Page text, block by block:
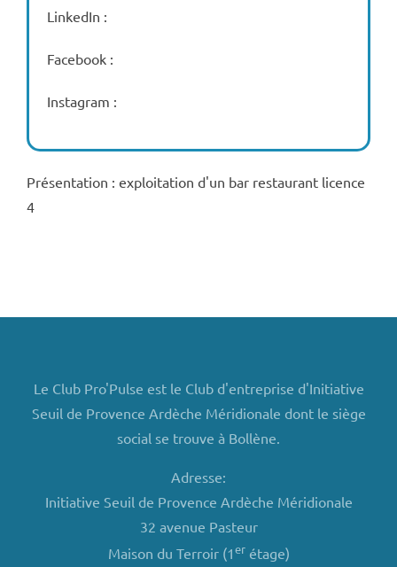
LinkedIn :
Facebook :
Instagram :
Présentation : exploitation d'un bar restaurant licence
4
Le Club Pro'Pulse est le Club d'entreprise d'Initiative
Seuil de Provence Ardèche Méridionale dont le siège
social se trouve à Bollène.
Adresse:
Initiative Seuil de Provence Ardèche Méridionale
32 avenue Pasteur
Maison du Terroir (1erétage)